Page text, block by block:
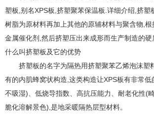
塑板,别名XPS板,挤塑聚苯保温板.详细介绍,挤塑
树脂为原材料再加上其他的原辅材料与聚含物,根
金属催化剂,然后挤塑压出来成形而生产制造的
什么叫挤塑板及它的优势
挤塑板的名字为隔热用挤塑聚苯乙烯泡沫塑
有的内肌蜂窝状构造,这类构造让XPS板有非常
不吸湿)、低烧导指数、高抗压能力、耐老化性(
脆化溶解景色),是地采暖隔热层型材料。